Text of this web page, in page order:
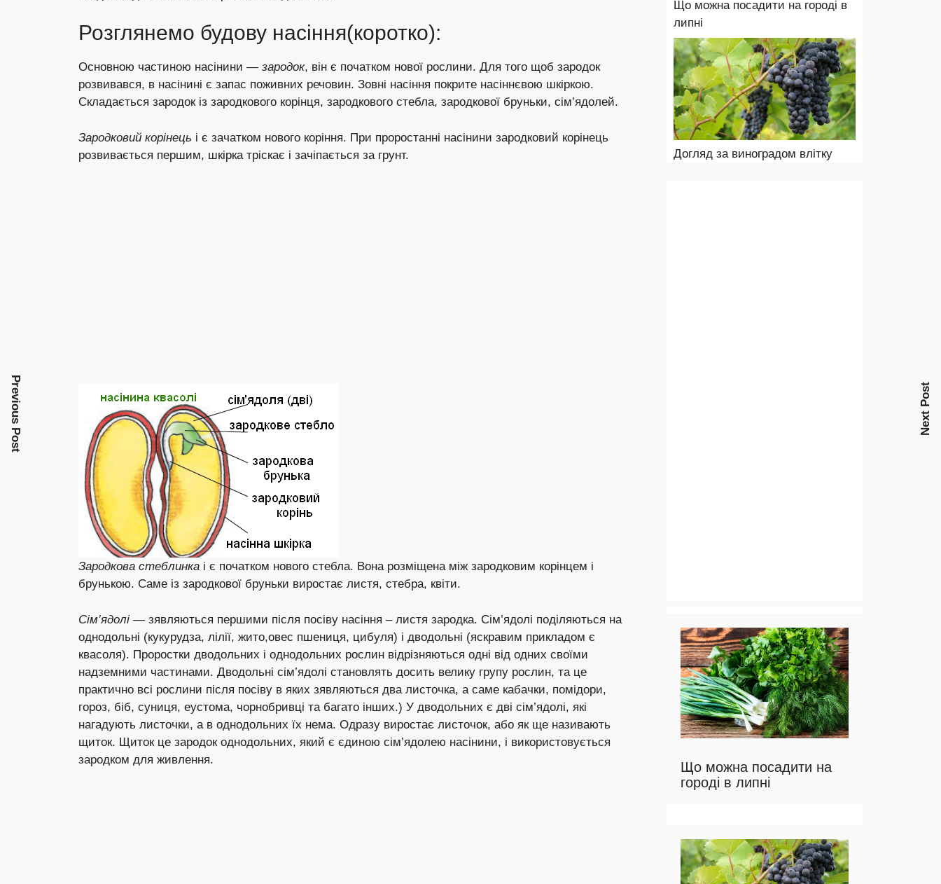
Розглянемо будову насіння(коротко):
Основною частиною насінини — зародок, він є початком нової рослини. Для того щоб зародок
розвивався, в насінині є запас поживних речовин. Зовні насіння покрите насіннєвою шкіркою.
Складається зародок із зародкового корінця, зародкового стебла, зародкової бруньки, сім’ядолей.
Зародковий корінець і є зачатком нового коріння. При проростанні насінини зародковий корінець
розвивається першим, шкірка тріскає і зачіпається за грунт.
Зародкова стеблинка і є початком нового стебла. Вона розміщена між зародковим корінцем і
брунькою. Саме із зародкової бруньки виростає листя, стебра, квіти.
Сім’ядолі — зявляються першими після посіву насіння – листя зародка. Сім’ядолі поділяються на
однодольні (кукурудза, лілії, жито,овес пшениця, цибуля) і дводольні (яскравим прикладом є
квасоля). Проростки дводольних і однодольних рослин відрізняються одні від одних своїми
надземними частинами. Дводольні сім’ядолі становлять досить велику групу рослин, та це
практично всі рослини після посіву в яких зявляються два листочка, а саме кабачки, помідори,
гороз, біб, суниця, еустома, чорнобривці та багато інших.) У дводольних є дві сім’ядолі, які
нагадують листочки, а в однодольних їх нема. Одразу виростає листочок, або як ще називають
щиток. Щиток це зародок однодольних, який є єдиною сім’ядолею насінини, і використовується
зародком для живлення.
Previous Post Next Post
Що можна посадити на городі в
липні
Догляд за виноградом влітку
Що можна посадити на
городі в липні